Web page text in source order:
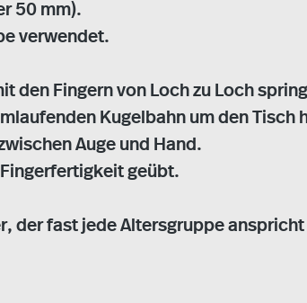
50 mm).
verwendet.
den Fingern von Loch zu Loch
Kugelbahn um den Tisch
Auge und Hand.
geübt.
der fast jede Altersgruppe anspricht